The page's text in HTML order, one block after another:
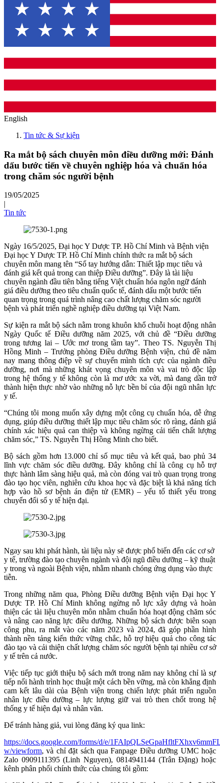
English
Tin tức & Sự kiện
Ra mắt bộ sách chuyên môn điều dưỡng mới: Đánh
dấu bước tiến về chuyên nghiệp hóa và chuẩn hóa
trong chăm sóc người bệnh
19/05/2025
|
Tin tức
Ngày 16/5/2025, Đại học Y Dược TP. Hồ Chí Minh và Bệnh viện
Đại học Y Dược TP. Hồ Chí Minh chính thức ra mắt bộ sách
chuyên môn mang tên “Sổ tay hướng dẫn: Thiết lập mục tiêu và
đánh giá kết quả trong can thiệp Điều dưỡng”. Đây là tài liệu
chuyên ngành đầu tiên bằng tiếng Việt chuẩn hóa ngôn ngữ đánh
giá điều dưỡng theo tiêu chuẩn quốc tế, đánh dấu một bước tiến
quan trọng trong quá trình nâng cao chất lượng chăm sóc người
bệnh và phát triển nghề nghiệp điều dưỡng tại Việt Nam.
Sự kiện ra mắt bộ sách nằm trong khuôn khổ chuỗi hoạt động nhân
Ngày Quốc tế Điều dưỡng năm 2025, với chủ đề “Điều dưỡng
trong tương lai – Ước mơ trong tầm tay”. Theo TS. Nguyễn Thị
Hồng Minh – Trưởng phòng Điều dưỡng Bệnh viện, chủ đề năm
nay mang thông điệp về sự chuyển mình tích cực của ngành điều
dưỡng, nơi mà những khát vọng chuyên môn và vai trò độc lập
trong hệ thống y tế không còn là mơ ước xa vời, mà đang dần trở
thành hiện thực nhờ vào những nỗ lực bền bỉ của đội ngũ nhân lực
y tế.
“Chúng tôi mong muốn xây dựng một công cụ chuẩn hóa, dễ ứng
dụng, giúp điều dưỡng thiết lập mục tiêu chăm sóc rõ ràng, đánh giá
chính xác hiệu quả can thiệp và không ngừng cải tiến chất lượng
chăm sóc,” TS. Nguyễn Thị Hồng Minh cho biết.
Bộ sách gồm hơn 13.000 chỉ số mục tiêu và kết quả, bao phủ 34
lĩnh vực chăm sóc điều dưỡng. Đây không chỉ là công cụ hỗ trợ
thực hành lâm sàng hiệu quả, mà còn đóng vai trò quan trọng trong
đào tạo học viên, nghiên cứu khoa học và đặc biệt là khả năng tích
hợp vào hồ sơ bệnh án điện tử (EMR) – yếu tố thiết yếu trong
chuyển đổi số y tế hiện đại.
Ngay sau khi phát hành, tài liệu này sẽ được phổ biến đến các cơ sở
y tế, trường đào tạo chuyên ngành và đội ngũ điều dưỡng – kỹ thuật
y trong và ngoài Bệnh viện, nhằm nhanh chóng ứng dụng vào thực
tiễn.
Trong những năm qua, Phòng Điều dưỡng Bệnh viện Đại học Y
Dược TP. Hồ Chí Minh không ngừng nỗ lực xây dựng và hoàn
thiện các tài liệu chuyên môn nhằm chuẩn hóa hoạt động chăm sóc
và nâng cao năng lực điều dưỡng. Những bộ sách được biên soạn
công phu, ra mắt vào các năm 2023 và 2024, đã góp phần hình
thành nền tảng kiến thức vững chắc, hỗ trợ hiệu quả cho công tác
đào tạo và cải thiện chất lượng chăm sóc người bệnh tại nhiều cơ sở
y tế trên cả nước.
Việc tiếp tục giới thiệu bộ sách mới trong năm nay không chỉ là sự
tiếp nối hành trình học thuật một cách bền vững, mà còn khẳng định
cam kết lâu dài của Bệnh viện trong chiến lược phát triển nguồn
nhân lực điều dưỡng – lực lượng giữ vai trò then chốt trong hệ
thống y tế hiện đại và nhân văn.
Để tránh hàng giả, vui lòng đăng ký qua link:
https://docs.google.com/forms/d/e/
w/viewform, và chỉ đặt sách qua Fanpage Điều dưỡng UMC hoặc
Zalo 0909111395 (Linh Nguyen), 0814941144 (Trân Đặng) hoặc
kênh phân phối chính thức của chúng tôi gồm: